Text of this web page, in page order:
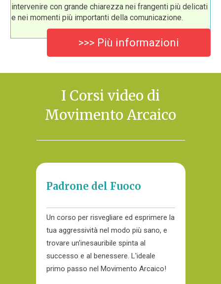
intervenire con grande chiarezza nei frangenti più delicati
e nei momenti più importanti della comunicazione.
>>> Più informazioni
I Corsi video di
Movimento Arcaico
Padrone del Fuoco
Un corso per risvegliare ed esprimere la
tua aggressività nel modo più sano, e
trovare un'inesauribile spinta al
successo e al benessere. L'ideale
primo passo nel Movimento Arcaico!